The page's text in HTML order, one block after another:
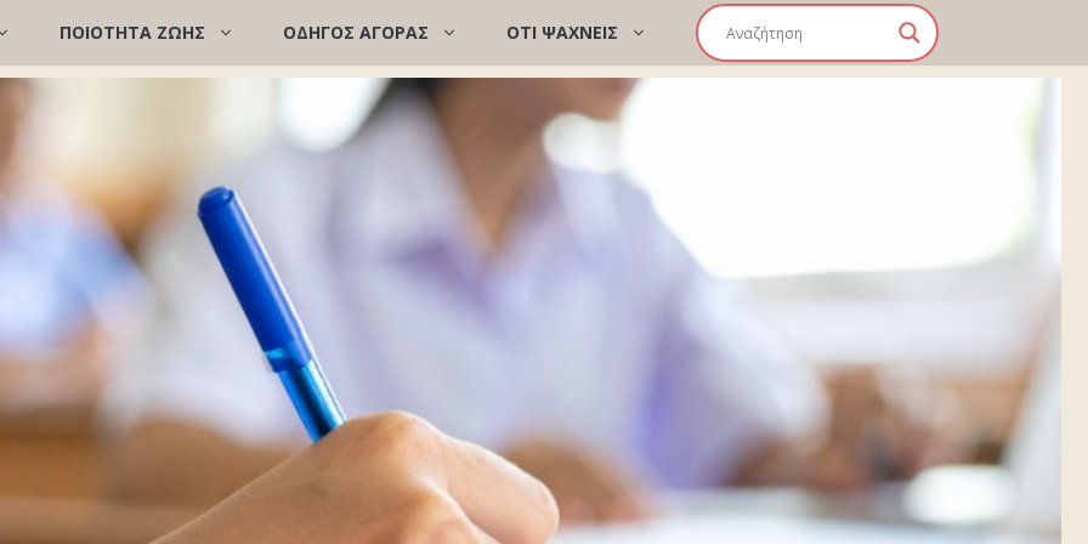
ΠΟΙΌΤΗΤΑ ΖΩΉΣ ΟΔΗΓΟΣ ΑΓΟΡΑΣ ΟΤΙ ΨΑΧΝΕΙΣ